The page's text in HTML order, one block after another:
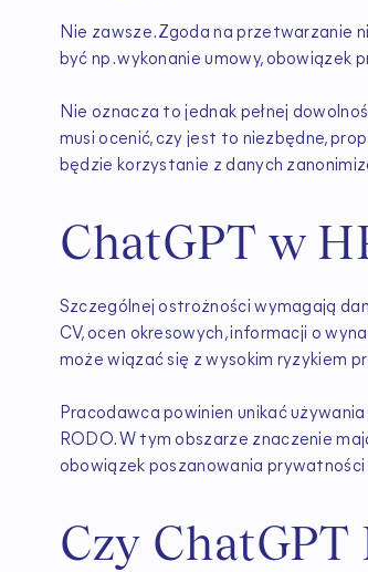
Nie zawsze. Zgoda na przetwarzanie
być np. wykonanie umowy,
Nie oznacza to jednak pełnej
musi ocenić, czy jest to niezbędne,
będzie korzystanie z danych
ChatGPT w
Szczególnej ostrożności wymagają
CV, ocen okresowych, informacji o
może wiązać się z wysokim ryzykiem
Pracodawca powinien unikać
RODO. W tym obszarze znaczenie
obowiązek poszanowania prywatności
Czy